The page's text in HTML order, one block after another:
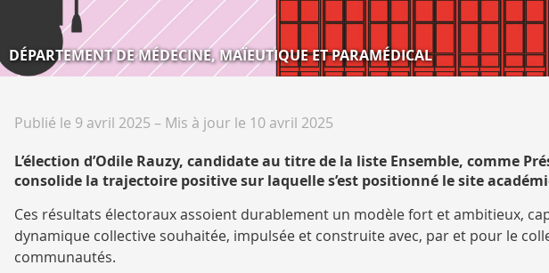
DÉPARTEMENT DE MÉDECINE, MAÏEUTIQUE ET PARAMÉDICAL
Publié le 9 avril 2025 – Mis à jour le 10 avril 2025
L’élection d’Odile Rauzy, candidate au titre de la liste Ensemble, comme
consolide la trajectoire positive sur laquelle s’est positionné le site
Ces résultats électoraux assoient durablement un modèle fort et ambitieux,
dynamique collective souhaitée, impulsée et construite avec, par et pour le
communautés.